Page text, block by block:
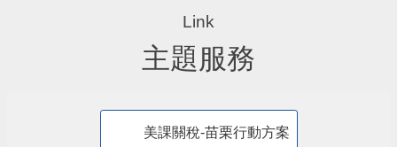
主題服務
美課關稅-苗栗行動方案